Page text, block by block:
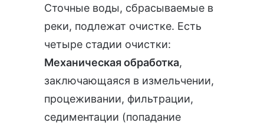
Сточные воды, сбрасываемые в
реки, подлежат очистке. Есть
четыре стадии очистки:
Механическая обработка,
заключающаяся в измельчении,
процеживании, фильтрации,
седиментации (попадание